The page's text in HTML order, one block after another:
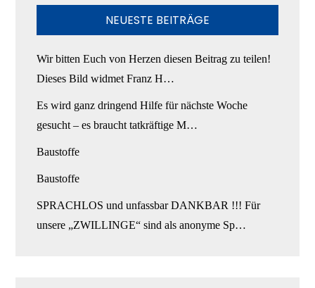
NEUESTE BEITRÄGE
Wir bitten Euch von Herzen diesen Beitrag zu teilen!
Dieses Bild widmet Franz H…
Es wird ganz dringend Hilfe für nächste Woche
gesucht – es braucht tatkräftige M…
Baustoffe
Baustoffe
SPRACHLOS und unfassbar DANKBAR !!! Für
unsere „ZWILLINGE“ sind als anonyme Sp…